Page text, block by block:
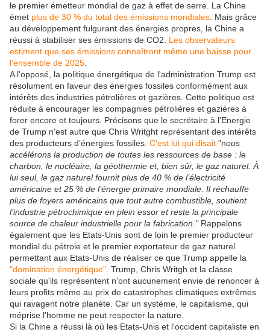
le premier émetteur mondial de gaz à effet de serre. La Chine
émet plus de 30 % du total des émissions mondiales . Mais grâce
au développement fulgurant des énergies propres, la Chine a
réussi à stabiliser ses émissions de CO2.
Les observateurs
estiment que ses émissions connaîtront même une baisse pour
l'ensemble de 2025
A l'opposé, la politique énergétique de l'administration Trump est
résolument en faveur des énergies fossiles conformément aux
intérêts des industries pétrolières et gazières. Cette politique est
réduite à encourager les compagnies pétrolières et gazières à
forer encore et toujours. Précisons que le secrétaire à l'Energie
de Trump n'est autre que Chris Writght représentant des intérêts
des producteurs d’énergies fossiles. C'est lui qui disait "nous
accélérons la production de toutes les ressources de base : le
charbon, le nucléaire, la géothermie et, bien sûr, le gaz naturel. À
lui seul, le gaz naturel fournit plus de 40 % de l’électricité
américaine et 25 % de l’énergie primaire mondiale. Il réchauffe
plus de foyers américains que tout autre combustible, soutient
l’industrie pétrochimique en plein essor et reste la principale
source de chaleur industrielle pour la fabrication." Rappelons
également que les Etats-Unis sont de loin le premier producteur
mondial du pétrole et le premier exportateur de gaz naturel
permettant aux Etats-Unis de réaliser ce que Trump appelle la
"domination énergétique" . Trump, Chris Writgh et la classe
sociale qu'ils représentent n'ont aucunement envie de renoncer à
leurs profits même au prix de catastrophes climatiques extrêmes
qui ravagent notre planète. Car un système, le capitalisme, qui
méprise l'homme ne peut respecter la nature.
Si la Chine a réussi là où les Etats-Unis et l'occident capitaliste en